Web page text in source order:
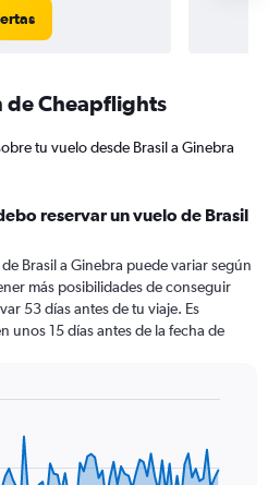
de Cheapflights
tu vuelo desde Brasil a Ginebra
reservar un vuelo de Brasil
Brasil a Ginebra puede variar según
más posibilidades de conseguir
53 días antes de tu viaje. Es
unos 15 días antes de la fecha de